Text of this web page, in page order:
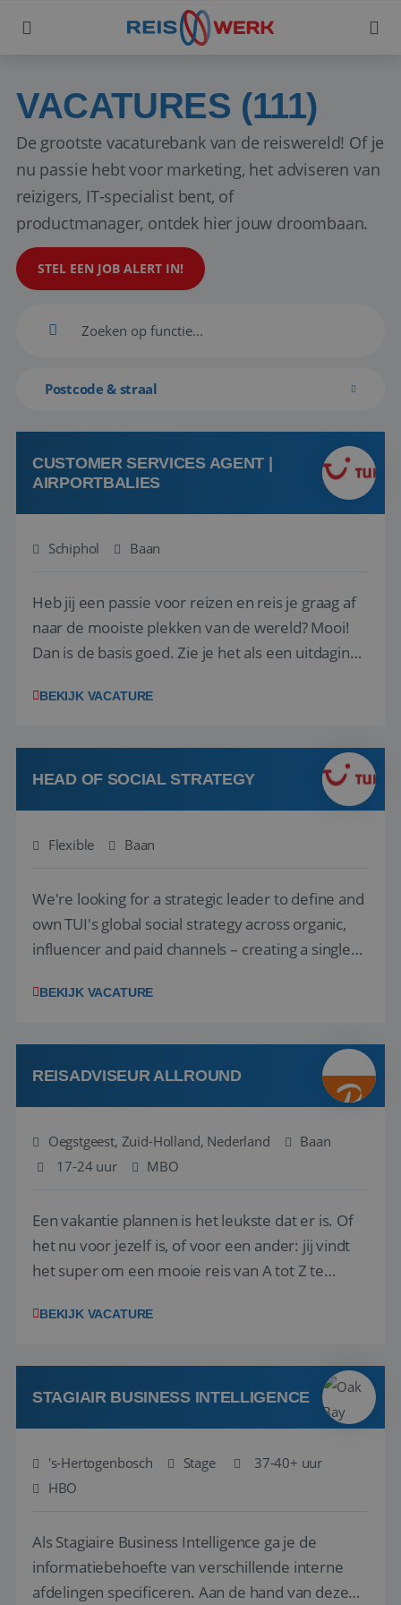
VACATURES (111)
De grootste vacaturebank van de reiswereld! Of je
nu passie hebt voor marketing, het adviseren van
reizigers, IT-specialist bent, of
productmanager, ontdek hier jouw droombaan.
STEL EEN JOB ALERT IN!
Postcode & straal
CUSTOMER SERVICES AGENT |
AIRPORTBALIES
Schiphol Baan
Heb jij een passie voor reizen en reis je graag af
naar de mooiste plekken van de wereld? Mooi!
Dan is de basis goed. Zie je het als een uitdaging
het samenstellen en boeken van de perfecte
deze onderdelen zijn nu samen gevoegd...
BEKIJK VACATURE
HEAD OF SOCIAL STRATEGY
Flexible Baan
We're looking for a strategic leader to define and
own TUI's global social strategy across organic,
influencer and paid channels – creating a single
locally. The role will be published until 18 August
Attractive remuneration, discre...
BEKIJK VACATURE
REISADVISEUR ALLROUND
Oegstgeest, Zuid-Holland, Nederland
Baan
17-24 uur
MBO
Een vakantie plannen is het leukste dat er is. Of
het nu voor jezelf is, of voor een ander: jij vindt
het super om een mooie reis van A tot Z te
vakantiegangers de meest prachtige plekjes op
werken: of het nu gaat om vragen ...
BEKIJK VACATURE
STAGIAIR BUSINESS INTELLIGENCE
's-Hertogenbosch Stage
37-40+ uur
HBO
Als Stagiaire Business Intelligence ga je de
informatiebehoefte van verschillende interne
afdelingen specificeren. Aan de hand van deze